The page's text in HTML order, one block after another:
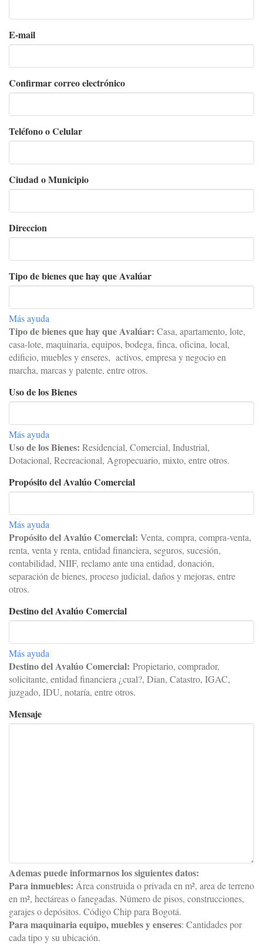
E-
mail
E-mail
Confirmar correo electrónico
Teléfono o Celular
Ciudad o Municipio
Direccion
Tipo de bienes que hay que Avalúar
Más ayuda
Tipo de bienes que hay que Avalúar: Casa, apartamento, lote,
casa-lote, maquinaria, equipos, bodega, finca, oficina, local,
edificio, muebles y enseres, activos, empresa y negocio en
marcha, marcas y patente, entre otros.
Uso de los Bienes
Más ayuda
Uso de los Bienes: Residencial, Comercial, Industrial,
Dotacional, Recreacional, Agropecuario, mixto, entre otros.
Propósito del Avalúo Comercial
Más ayuda
Propósito del Avalúo Comercial: Venta, compra, compra-venta,
renta, venta y renta, entidad financiera, seguros, sucesión,
contabilidad, NIIF, reclamo ante una entidad, donación,
separación de bienes, proceso judicial, daños y mejoras, entre
otros.
Destino del Avalúo Comercial
Más ayuda
Destino del Avalúo Comercial: Propietario, comprador,
solicitante, entidad financiera ¿cual?, Dian, Catastro, IGAC,
juzgado, IDU, notaría, entre otros.
Mensaje
Ademas puede informarnos los siguientes datos:
Para inmuebles: Área construida o privada en m², area de terreno
en m², hectáreas o fanegadas. Número de pisos, construcciones,
garajes o depósitos. Código Chip para Bogotá.
Para maquinaria equipo, muebles y enseres: Cantidades por
cada tipo y su ubicación.